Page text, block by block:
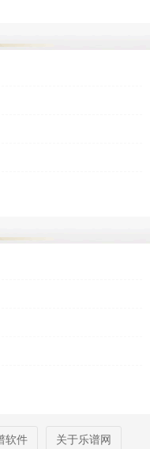
软件 关于乐谱网